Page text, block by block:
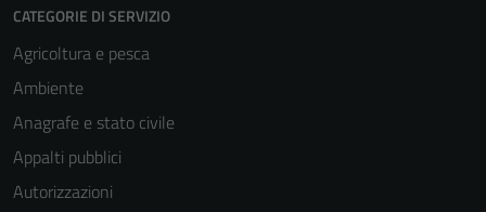
CATEGORIE DI SERVIZIO
Agricoltura e pesca
Ambiente
Anagrafe e stato civile
Appalti pubblici
Autorizzazioni